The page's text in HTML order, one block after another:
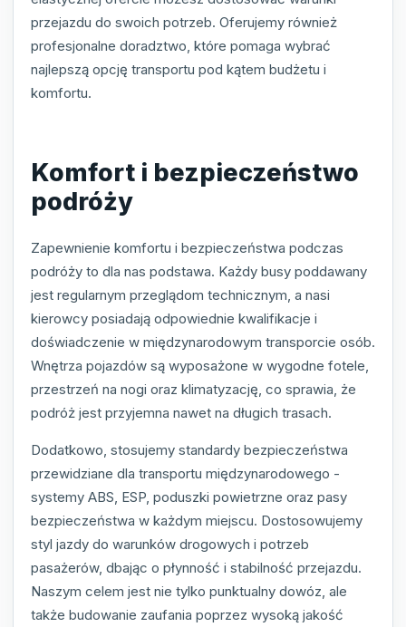
przejazdu do swoich potrzeb. Oferujemy również
profesjonalne doradztwo, które pomaga wybrać
najlepszą opcję transportu pod kątem budżetu i
komfortu.
Komfort i bezpieczeństwo
podróży
Zapewnienie komfortu i bezpieczeństwa podczas
podróży to dla nas podstawa. Każdy busy poddawany
jest regularnym przeglądom technicznym, a nasi
kierowcy posiadają odpowiednie kwalifikacje i
doświadczenie w międzynarodowym transporcie osób.
Wnętrza pojazdów są wyposażone w wygodne fotele,
przestrzeń na nogi oraz klimatyzację, co sprawia, że
podróż jest przyjemna nawet na długich trasach.
Dodatkowo, stosujemy standardy bezpieczeństwa
przewidziane dla transportu międzynarodowego -
systemy ABS, ESP, poduszki powietrzne oraz pasy
bezpieczeństwa w każdym miejscu. Dostosowujemy
styl jazdy do warunków drogowych i potrzeb
pasażerów, dbając o płynność i stabilność przejazdu.
Naszym celem jest nie tylko punktualny dowóz, ale
także budowanie zaufania poprzez wysoką jakość